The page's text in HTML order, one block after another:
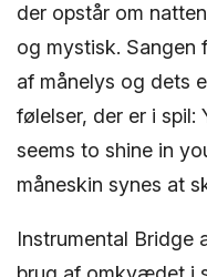
der opstår om
og mystisk.
af ​​månelys og dets
følelser, der er i
seems to shine in
måneskin synes at
Instrumental Bridge